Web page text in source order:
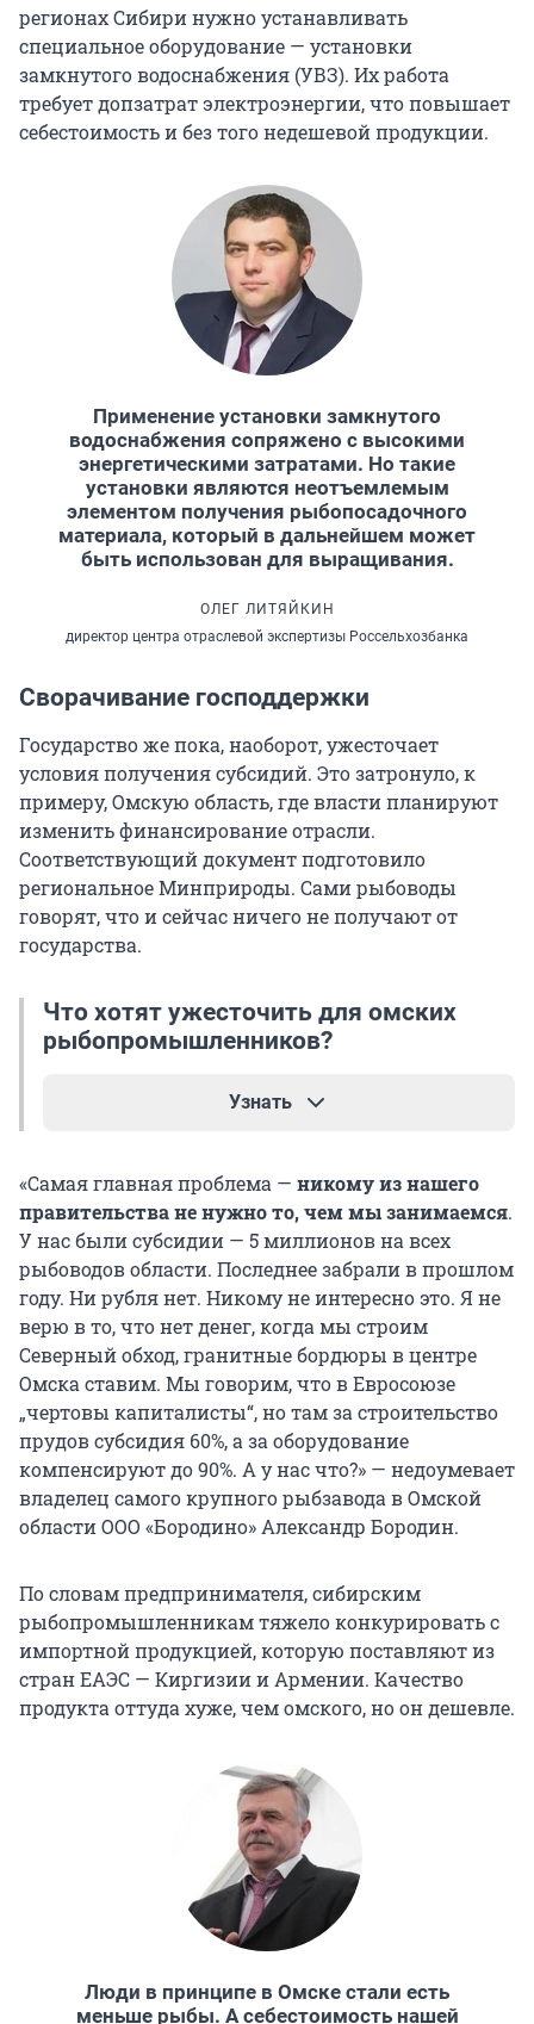
регионах Сибири нужно устанавливать
специальное оборудование — установки
замкнутого водоснабжения (УВЗ). Их работа
требует допзатрат электроэнергии, что повышает
себестоимость и без того недешевой продукции.
Применение установки замкнутого
водоснабжения сопряжено с высокими
энергетическими затратами. Но такие
установки являются неотъемлемым
элементом получения рыбопосадочного
материала, который в дальнейшем может
быть использован для выращивания.
ОЛЕГ ЛИТЯЙКИН
директор центра отраслевой экспертизы Россельхозбанка
Сворачивание господдержки
Государство же пока, наоборот, ужесточает
условия получения субсидий. Это затронуло, к
примеру, Омскую область, где власти планируют
изменить финансирование отрасли.
Соответствующий документ подготовило
региональное Минприроды. Сами рыбоводы
говорят, что и сейчас ничего не получают от
государства.
Что хотят ужесточить для омских
рыбопромышленников?
Узнать
предлагается больше не выдавать субсидии
рыбопромышленникам на покупку вездеходов,
используемых в труднодоступных местах.
Также документ предполагает возмещение не
50% затрат на покупку мальков рыбы, а всего
25%.
При этом получатели субсидии должны будут
ежегодно отчитываться о заработной плате
работников и их количестве. Сейчас такого
требования нет. Тем, кто занимается товарным
рыбоводством, для получения субсидий за год
нужно выловить не менее одной тонны
«Самая главная проблема — никому из нашего
правительства не нужно то, чем мы занимаемся.
У нас были субсидии — 5 миллионов на всех
рыбоводов области. Последнее забрали в прошлом
году. Ни рубля нет. Никому не интересно это. Я не
верю в то, что нет денег, когда мы строим
Северный обход, гранитные бордюры в центре
Омска ставим. Мы говорим, что в Евросоюзе
„чертовы капиталисты“, но там за строительство
прудов субсидия 60%, а за оборудование
компенсируют до 90%. А у нас что?» — недоумевает
владелец самого крупного рыбзавода в Омской
области ООО «Бородино» Александр Бородин.
По словам предпринимателя, сибирским
рыбопромышленникам тяжело конкурировать с
импортной продукцией, которую поставляют из
стран ЕАЭС — Киргизии и Армении. Качество
продукта оттуда хуже, чем омского, но он дешевле.
Люди в принципе в Омске стали есть
меньше рыбы. А себестоимость нашей